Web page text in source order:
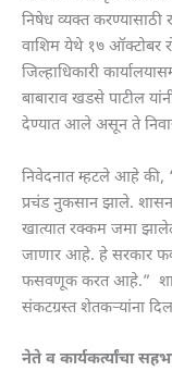
निषेध व्यक्त करण्यासाठी
वाशिम येथे १७ ऑक्टोबर
जिल्हाधिकारी
बाबाराव खडसे पाटील
देण्यात आले असून ते
निवेदनात म्हटले आहे की,
प्रचंड नुकसान झाले.
खात्यात रक्कम जमा
जाणार आहे. हे सरकार
फसवणूक करत आहे.”
संकटग्रस्त शेतकऱ्यांना
नेते व कार्यकर्त्यांचा